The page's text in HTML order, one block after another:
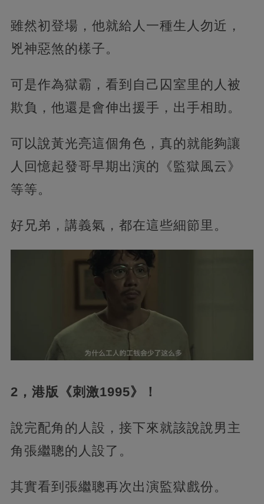
雖然初登場，他就給人一種生人勿近，
兇神惡煞的樣子。
可是作為獄霸，看到自己囚室里的人被
欺負，他還是會伸出援手，出手相助。
可以說黃光亮這個角色，真的就能夠讓
人回憶起發哥早期出演的《監獄風云》
等等。
好兄弟，講義氣，都在這些細節里。
2，港版《刺激1995》！
說完配角的人設，接下來就該說說男主
角張繼聰的人設了。
其實看到張繼聰再次出演監獄戲份。